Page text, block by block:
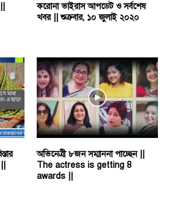
করোনা ভাইরাস আপডেট ও সর্বশেষ
খবর || শুক্রবার, ১০ জুলাই ২০২০
অভিনেত্রী ৮জন সম্মাননা পাচ্ছেন ||
The actress is getting 8
awards ||